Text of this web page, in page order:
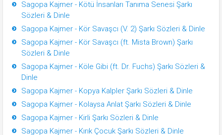
Sagopa Kajmer - Kötü İnsanları Tanıma Senesi Şarkı
Sözleri & Dinle
Sagopa Kajmer - Kör Savaşcı (V. 2) Şarkı Sözleri & Dinle
Sagopa Kajmer - Kör Savaşcı (ft. Mista Brown) Şarkı
Sözleri & Dinle
Sagopa Kajmer - Köle Gibi (ft. Dr. Fuchs) Şarkı Sözleri &
Dinle
Sagopa Kajmer - Kopya Kalpler Şarkı Sözleri & Dinle
Sagopa Kajmer - Kolaysa Anlat Şarkı Sözleri & Dinle
Sagopa Kajmer - Kirli Şarkı Sözleri & Dinle
Sagopa Kajmer - Kırık Çocuk Şarkı Sözleri & Dinle